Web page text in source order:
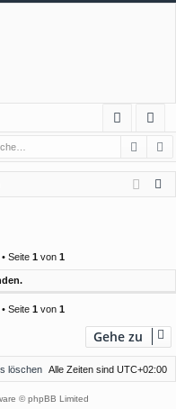
m
el
ist
rie
Seite 1von 1
Seite 1von 1
Gehe zu
Alle Zeiten sind UTC+02:00
löschen
© phpBB Limited